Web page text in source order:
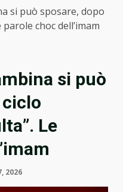
si può sposare, dopo
choc dell’imam
si può
Le
2026